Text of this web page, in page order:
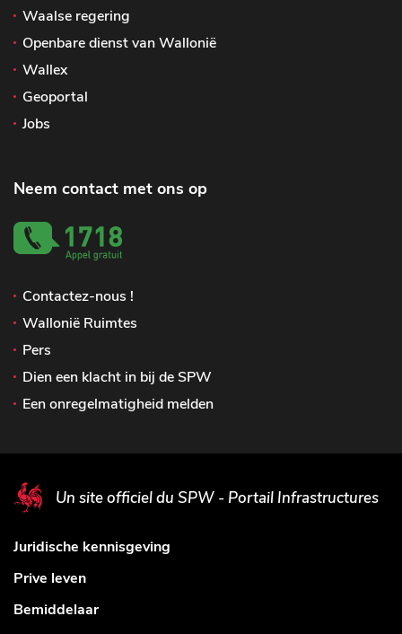
Waalse regering
Openbare dienst van Wallonië
Wallex
Geoportal
Jobs
Neem contact met ons op
Contactez-nous !
Wallonië Ruimtes
Pers
Dien een klacht in bij de SPW
Een onregelmatigheid melden
Un site officiel du SPW - Portail Infrastructures
Juridische kennisgeving
Prive leven
Bemiddelaar